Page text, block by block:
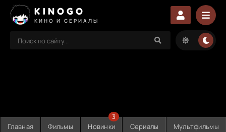
KINOGO
КИНО И СЕРИАЛЫ
Главная Фильмы Новинки
3
Сериалы Мультфильмы